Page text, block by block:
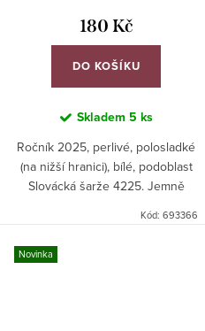
180 Kč
DO KOŠÍKU
Skladem 5 ks
Ročník 2025, perlivé, polosladké
(na nižší hranici), bílé, podoblast
Slovácká šarže 4225. Jemně
rozšířené rezistentní...
Kód: 693366
Novinka